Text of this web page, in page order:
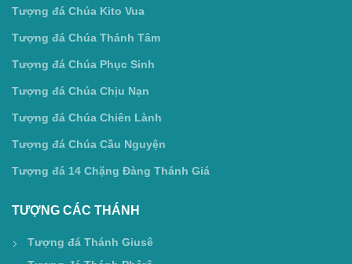
Tượng đá Chúa Kito Vua
Tượng đá Chúa Thánh Tâm
Tượng đá Chúa Phục Sinh
Tượng đá Chúa Chịu Nạn
Tượng đá Chúa Chiên Lành
Tượng đá Chúa Cầu Nguyện
Tượng đá 14 Chặng Đàng Thánh Giá
TƯỢNG CÁC THÁNH
Tượng đá Thánh Giusê